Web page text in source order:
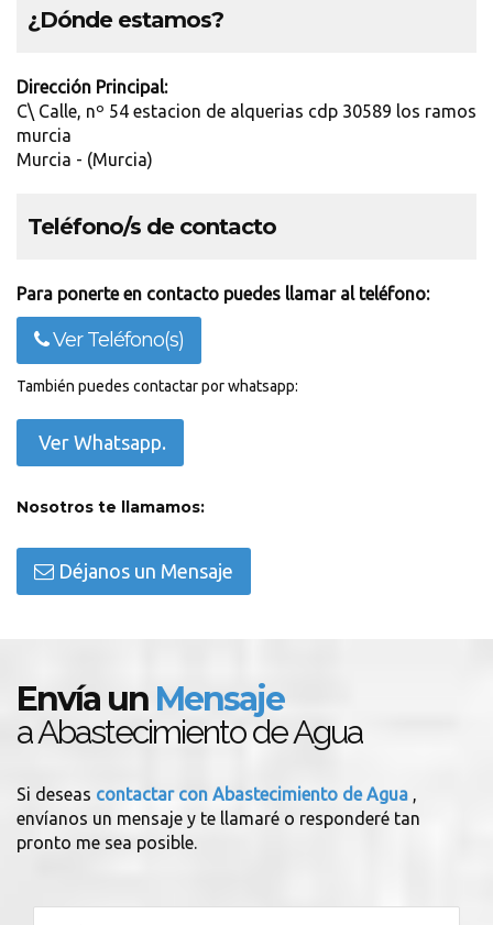
¿Dónde estamos?
Dirección Principal:
C\ Calle, nº 54 estacion de alquerias cdp 30589 los ramos
murcia
Murcia - (Murcia)
Teléfono/s de contacto
Para ponerte en contacto puedes llamar al teléfono:
Ver Teléfono(s)
También puedes contactar por whatsapp:
Ver Whatsapp.
Nosotros te llamamos:
Déjanos un Mensaje
Envía un Mensaje
a Abastecimiento de Agua
Si deseas contactar con Abastecimiento de Agua ,
envíanos un mensaje y te llamaré o responderé tan
pronto me sea posible.